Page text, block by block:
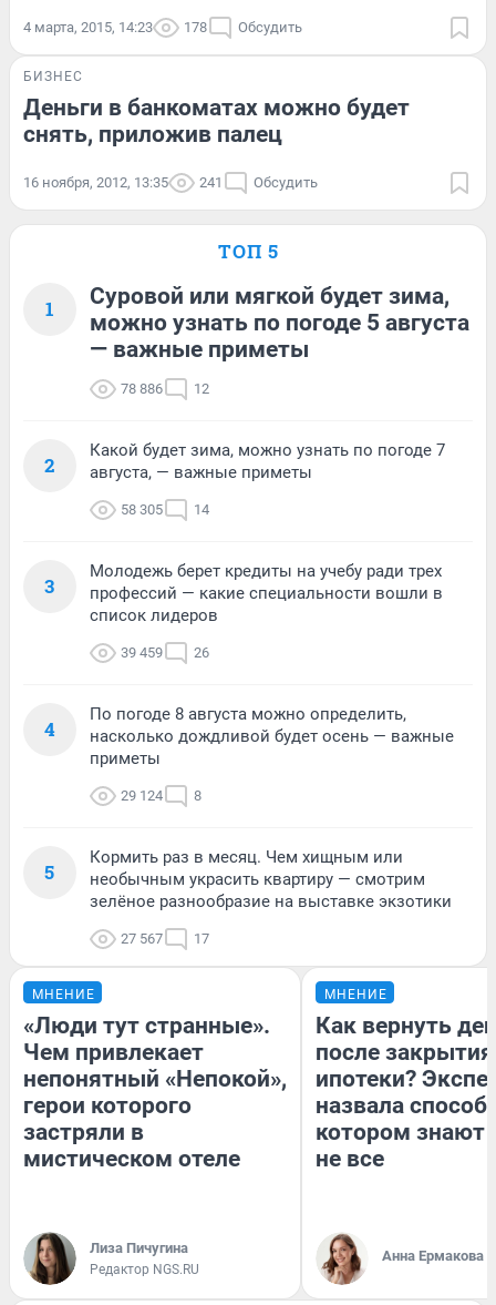
4 марта, 2015, 14:23 178 Обсудить
БИЗНЕС
Деньги в банкоматах можно будет
снять, приложив палец
16 ноября, 2012, 13:35 241 Обсудить
ТОП 5
1
Суровой или мягкой будет зима,
можно узнать по погоде 5 августа
— важные приметы
78 886 12
2
Какой будет зима, можно узнать по погоде 7
августа, — важные приметы
58 305 14
3
Молодежь берет кредиты на учебу ради трех
профессий — какие специальности вошли в
список лидеров
39 459 26
4
По погоде 8 августа можно определить,
насколько дождливой будет осень — важные
приметы
29 124 8
5
Кормить раз в месяц. Чем хищным или
необычным украсить квартиру — смотрим
зелёное разнообразие на выставке экзотики
27 567 17
МНЕНИЕ
«Люди тут странные».
Чем привлекает
непонятный «Непокой»,
герои которого
застряли в
мистическом отеле
Лиза Пичугина
Редактор NGS.RU
МНЕНИЕ
Как вернуть
после закрытия
ипотеки?
назвала
котором знают
не все
Анна Ермакова